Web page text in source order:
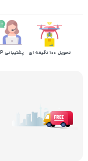
تحویل 100 دقیقه ای پشتیبانی VIP